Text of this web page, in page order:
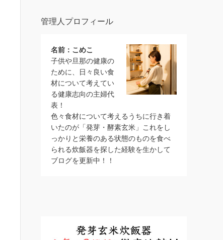
管理人プロフィール
名前：こめこ
子供や旦那の健康の
ために、日々良い食
材について考えてい
る健康志向の主婦代
表！
色々食材について考えるうちに行き着
いたのが「発芽・酵素玄米」これをし
っかりと栄養のある状態のものを食べ
られる炊飯器を探した経験を生かして
ブログを更新中！！